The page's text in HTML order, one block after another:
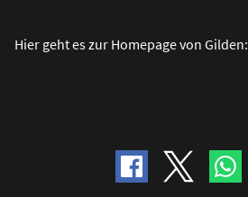
Hier geht es zur Homepage von Gilden: